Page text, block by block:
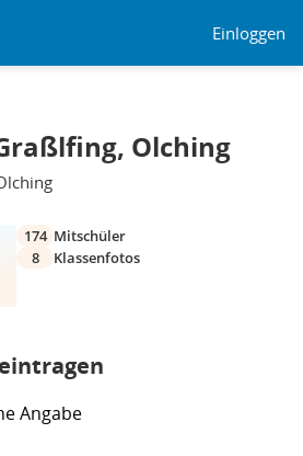
Einloggen
Olching
174 Mitschüler
8
Klassenfotos
Angabe